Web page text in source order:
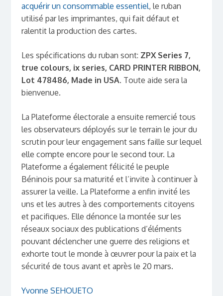
acquérir un consommable essentiel, le ruban
utilisé par les imprimantes, qui fait défaut et
ralentit la production des cartes.
Les spécifications du ruban sont: ZPX Series 7,
true colours, ix series, CARD PRINTER RIBBON,
Lot 478486, Made in USA. Toute aide sera la
bienvenue.
La Plateforme électorale a ensuite remercié tous
les observateurs déployés sur le terrain le jour du
scrutin pour leur engagement sans faille sur lequel
elle compte encore pour le second tour. La
Plateforme a également félicité le peuple
Béninois pour sa maturité et l’invite à continuer à
assurer la veille. La Plateforme a enfin invité les
uns et les autres à des comportements citoyens
et pacifiques. Elle dénonce la montée sur les
réseaux sociaux des publications d’éléments
pouvant déclencher une guerre des religions et
exhorte tout le monde à œuvrer pour la paix et la
sécurité de tous avant et après le 20 mars.
Yvonne SEHOUETO